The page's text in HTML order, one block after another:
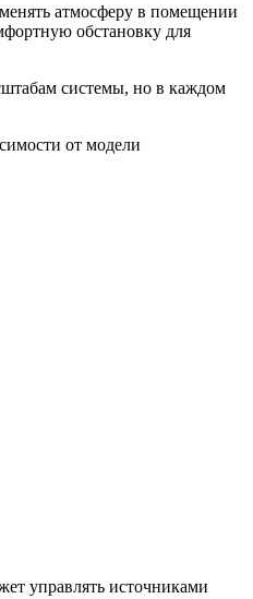
атмосферу в помещении
обстановку для
системы, но в каждом
от модели
управлять источниками